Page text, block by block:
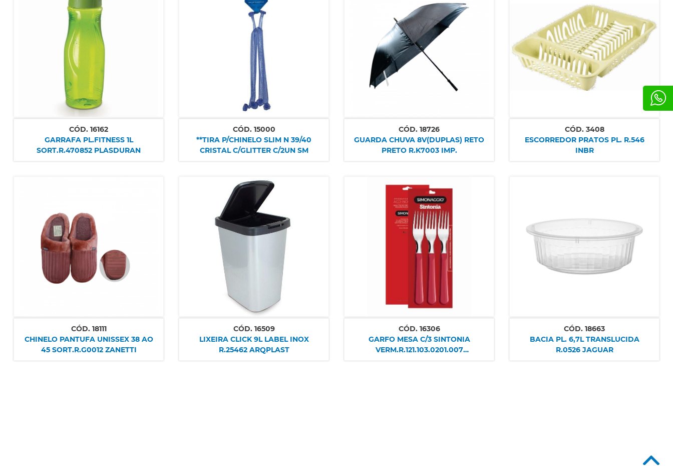
CÓD. 16162
GARRAFA PL.FITNESS 1L
SORT.R.470852 PLASDURAN
CÓD. 15000
**TIRA P/CHINELO SLIM N 39/40
CRISTAL C/GLITTER C/2UN SM
CÓD. 18726
GUARDA CHUVA 8V(DUPLAS) RETO
PRETO R.K7003 IMP.
CÓD. 3408
ESCORREDOR PRATOS PL. R.546
INBR
CÓD. 18111
CHINELO PANTUFA UNISSEX 38 AO
45 SORT.R.G0012 ZANETTI
CÓD. 16509
LIXEIRA CLICK 9L LABEL INOX
R.25462 ARQPLAST
CÓD. 16306
GARFO MESA C/3 SINTONIA
VERM.R.121.103.0201.007
CÓD. 18663
BACIA PL. 6,7L TRANSLUCIDA
R.0526 JAGUAR